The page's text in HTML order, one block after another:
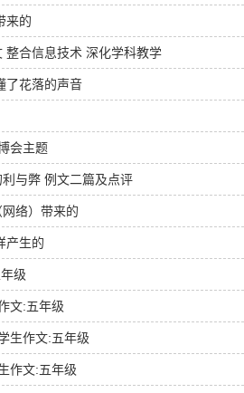
来的
整合信息技术 深化学科教学
了花落的声音
会主题
与弊 例文二篇及点评
络）带来的
产生的
级
文:五年级
生作文:五年级
作文:五年级